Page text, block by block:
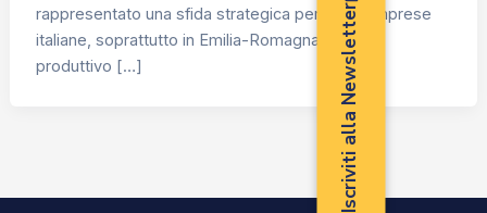
rappresentato una sfida strategica per molte imprese
italiane, soprattutto in Emilia-Romagna, cuore
produttivo […]
Iscriviti alla Newsletter